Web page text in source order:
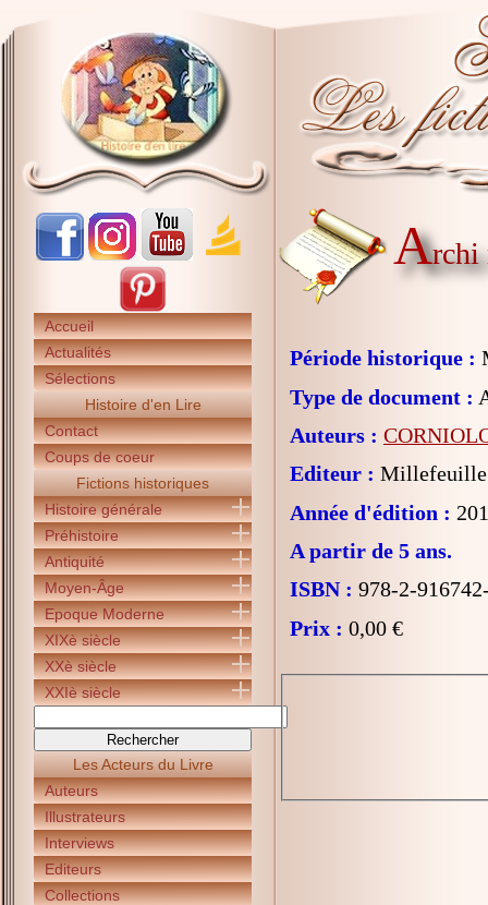
Accueil
Actualités
Sélections
Histoire d'en Lire
Contact
Coups de coeur
Fictions historiques
Histoire générale
Préhistoire
Antiquité
Moyen-Âge
Epoque Moderne
XIXè siècle
XXè siècle
XXIè siècle
Les Acteurs du Livre
Auteurs
Illustrateurs
Interviews
Editeurs
Collections
Archi
Période historique :
Type de document :
Auteurs :
Editeur : Millefeuille
Année d'édition :
A partir de 5 ans.
ISBN : 978-2-
Prix : 0,00 €